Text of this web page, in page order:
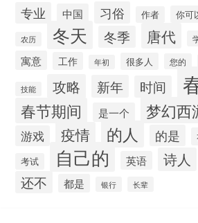
专业 中国 习俗 作者 你可
农历 冬天 冬季 唐代
寓意 工作 年初 很多人 您的
技能 攻略 新年 时间
春节期间 是一个 梦幻西
游戏 疫情 的人 的是
考试 自己的 英语 诗人
还不 都是 银行 长辈